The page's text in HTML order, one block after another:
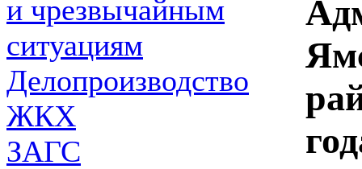
и чрезвычайным
ситуациям
Делопроизводство
ЖКХ
ЗАГС